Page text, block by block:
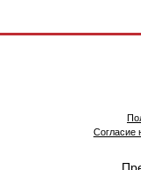
Согласие